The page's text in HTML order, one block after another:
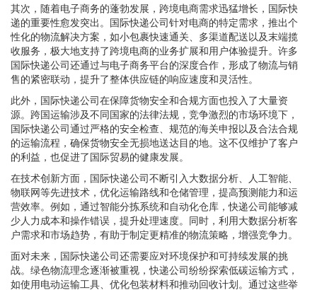
其次，随着电子商务的蓬勃发展，跨境电商需求迅猛增长，国际快
递的重要性愈发突出。国际快递公司针对电商的特定需求，推出个
性化的物流解决方案，如小包裹快速通关、多渠道配送以及末端揽
收服务，极大地支持了跨境电商的业务扩展和用户体验提升。许多
国际快递公司还通过与电子商务平台的深度合作，形成了物流与销
售的紧密联动，提升了整体供应链的响应速度和灵活性。
此外，国际快递公司在保障货物安全和合规方面也投入了大量资
源。跨国运输涉及不同国家的法律法规，竞争激烈的市场环境下，
国际快递公司通过严格的安全检查、规范的海关申报以及合法合规
的运输流程，确保货物安全无损地送达目的地。这不仅维护了客户
的利益，也促进了国际贸易的健康发展。
在技术创新方面，国际快递公司不断引入大数据分析、人工智能、
物联网等先进技术，优化运输路线和仓储管理，提高预测能力和运
营效率。例如，通过智能分拣系统和自动化仓库，快递公司能够减
少人力成本和操作错误，提升处理速度。同时，利用大数据分析客
户需求和市场趋势，有助于制定更精准的物流策略，增强竞争力。
面对未来，国际快递公司还需要应对环境保护和可持续发展的挑
战。绿色物流理念逐渐被重视，快递公司纷纷探索低碳运输方式，
如使用电动运输工具、优化包装材料和推动回收计划。通过这些举